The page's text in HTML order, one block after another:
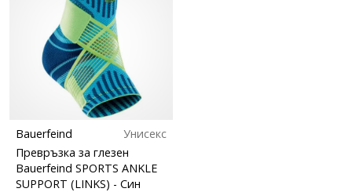
Bauerfeind
Унисекс
Превръзка за глезен
Bauerfeind SPORTS ANKLE
SUPPORT (LINKS) - Син